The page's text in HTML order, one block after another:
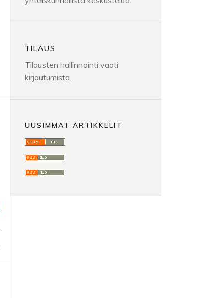
TILAUS
Tilausten hallinnointi vaati
kirjautumista.
UUSIMMAT ARTIKKELIT